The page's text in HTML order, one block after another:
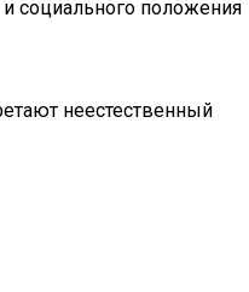
социального положения
неестественный